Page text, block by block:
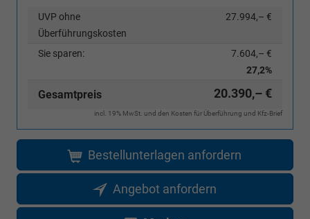
UVP ohne
Überführungskosten
27.994,– €
Sie sparen:
7.604,– €
27,2%
Gesamtpreis 20.390,– €
incl. 19% MwSt. und den Kosten für Überführung und Kfz-Brief
Bestellunterlagen anfordern
Angebot anfordern